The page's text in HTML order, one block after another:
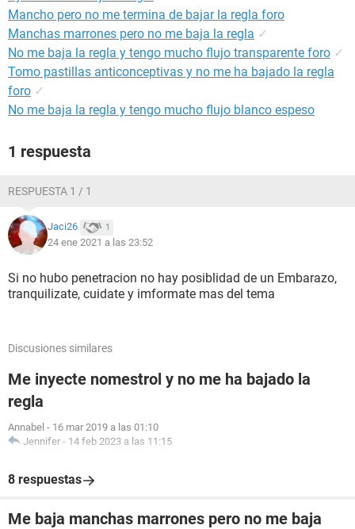
Mancho pero no me termina de bajar la regla foro
Manchas marrones pero no me baja la regla ✓
No me baja la regla y tengo mucho flujo transparente foro ✓
Tomo pastillas anticonceptivas y no me ha bajado la regla
foro ✓
No me baja la regla y tengo mucho flujo blanco espeso
1 respuesta
RESPUESTA 1 / 1
Jaci26 1
24 ene 2021 a las 23:52
Si no hubo penetracion no hay posiblidad de un Embarazo,
tranquilizate, cuidate y imformate mas del tema
Discusiones similares
Me inyecte nomestrol y no me ha bajado la
regla
Annabel - 16 mar 2019 a las 01:10
Jennifer - 14 feb 2023 a las 11:15
8 respuestas
Me baja manchas marrones pero no me baja